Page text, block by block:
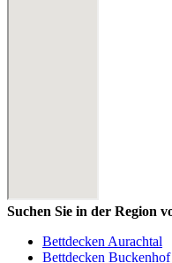
Suchen Sie in der Region
Bettdecken Aurachtal
Bettdecken Buckenhof